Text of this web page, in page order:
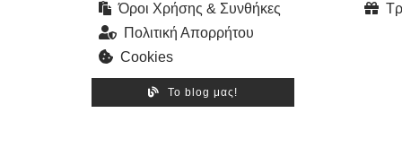
Όροι Χρήσης & Συνθήκες
Πολιτική Απορρήτου
Cookies
Το blog μας!